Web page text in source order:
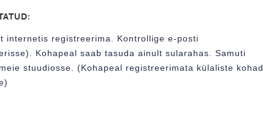
internetis registreerima. Kontrollige e-posti
Kohapeal saab tasuda ainult sularahas. Samuti
stuudiosse. (Kohapeal registreerimata külaliste kohad